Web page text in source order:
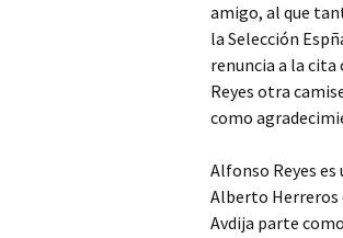
amigo, al que
la Selección
renuncia a la cita
Reyes otra
como
Alfonso Reyes
Alberto Herreros
Avdija parte